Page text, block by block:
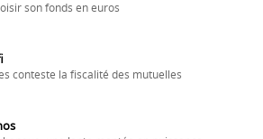
son fonds en euros
conteste la fiscalité des mutuelles